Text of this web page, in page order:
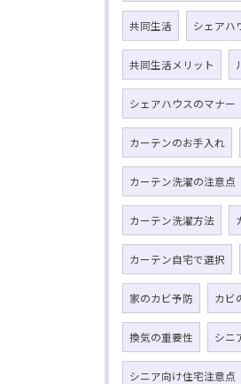
共同生活 シェアハ
共同生活メリット
シェアハウスのマナー
カーテンのお手入れ
カーテン洗濯の注意点
カーテン洗濯方法
カーテン自宅で選択
家のカビ予防 カビ
換気の重要性 シニ
シニア向け住宅注意点